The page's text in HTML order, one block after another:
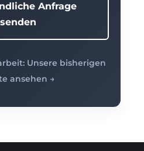
Anfrage
senden
Unsere bisherigen
ansehen →